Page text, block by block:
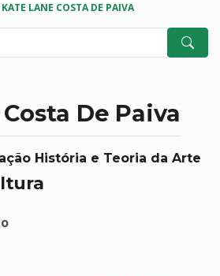
KATE LANE COSTA DE PAIVA
De Paiva
História e Teoria da Arte